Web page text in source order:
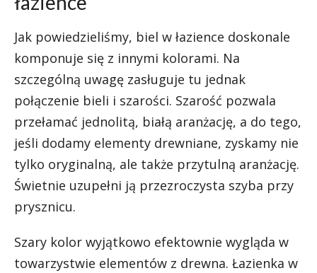
Jak powiedzieliśmy, biel w łazience doskonale
komponuje się z innymi kolorami. Na
szczególną uwagę zasługuje tu jednak
połączenie bieli i szarości. Szarość pozwala
przełamać jednolitą, białą aranżację, a do tego,
jeśli dodamy elementy drewniane, zyskamy nie
tylko oryginalną, ale także przytulną aranżację.
Świetnie uzupełni ją przezroczysta szyba przy
prysznicu.
Szary kolor wyjątkowo efektownie wygląda w
towarzystwie elementów z drewna. Łazienka w